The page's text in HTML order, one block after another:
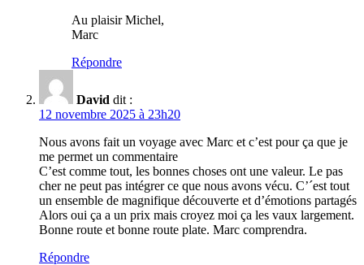
Au plaisir Michel,
Marc
Répondre
David dit :
12 novembre 2025 à 23h20
Nous avons fait un voyage avec Marc et c’est pour ça que je
me permet un commentaire
C’est comme tout, les bonnes choses ont une valeur. Le pas
cher ne peut pas intégrer ce que nous avons vécu. C’´est tout
un ensemble de magnifique découverte et d’émotions partagés
Alors oui ça a un prix mais croyez moi ça les vaux largement.
Bonne route et bonne route plate. Marc comprendra.
Répondre